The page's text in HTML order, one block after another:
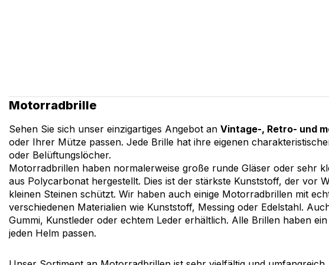
Motorradbrille
Sehen Sie sich unser einzigartiges Angebot an Vintage-, Retro- und
oder Ihrer Mütze passen. Jede Brille hat ihre eigenen
oder Belüftungslöcher.
Motorradbrillen haben normalerweise große runde Gläser oder sehr
aus Polycarbonat hergestellt. Dies ist der stärkste Kunststoff, der vor
kleinen Steinen schützt. Wir haben auch einige Motorradbrillen mit
verschiedenen Materialien wie Kunststoff, Messing oder Edelstahl.
Gummi, Kunstleder oder echtem Leder erhältlich. Alle Brillen haben
jeden Helm passen.